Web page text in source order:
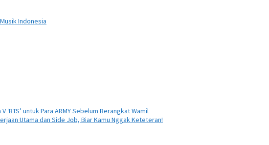
Musik Indonesia
‘BTS’ untuk Para ARMY Sebelum Berangkat Wamil
Utama dan Side Job, Biar Kamu Nggak Keteteran!